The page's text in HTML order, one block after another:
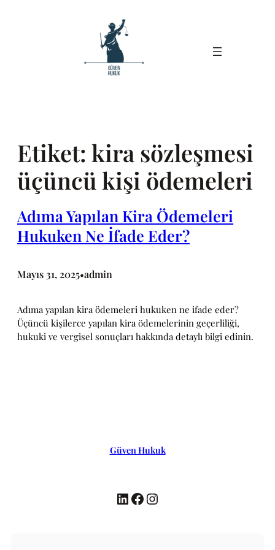
Etiket: kira sözleşmesi
üçüncü kişi ödemeleri
Adıma Yapılan Kira Ödemeleri
Hukuken Ne İfade Eder?
Mayıs 31, 2025•admin
Adıma yapılan kira ödemeleri hukuken ne ifade eder?
Üçüncü kişilerce yapılan kira ödemelerinin geçerliliği,
hukuki ve vergisel sonuçları hakkında detaylı bilgi edinin.
Güven Hukuk
LinkedIn Facebook Instagram